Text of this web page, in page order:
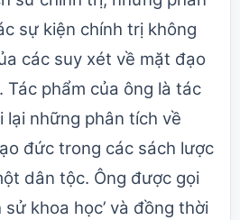
sự kiện chính trị không
các suy xét về mặt đạo
phẩm của ông là tác
lại những phân tích về
đức trong các sách lược
dân tộc. Ông được gọi
sử khoa học’ và đồng thời